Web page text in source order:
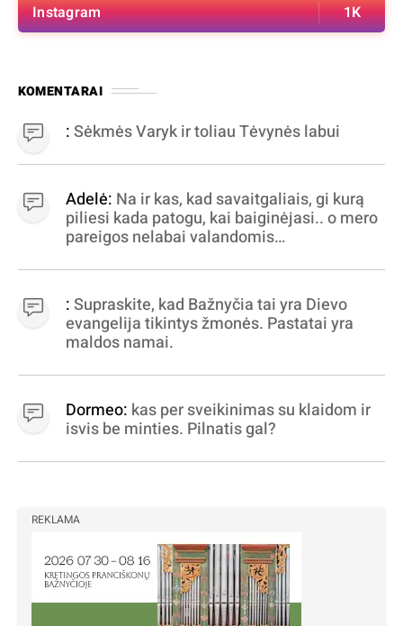
Instagram 1K
KOMENTARAI
:Sėkmės Varyk ir toliau Tėvynės labui
Adelė: Na ir kas, kad savaitgaliais, gi kurą
piliesi kada patogu, kai baiginėjasi.. o mero
pareigos nelabai valandomis
virpinimas, ieškokit kur milijonus vagia
dujininkai, elektros aferistai, stadionų
statytojai Vilnuje
:Supraskite, kad Bažnyčia tai yra Dievo
evangelija tikintys žmonės. Pastatai yra
maldos namai.
Dormeo: kas per sveikinimas su klaidom ir
isvis be minties. Pilnatis gal?
REKLAMA